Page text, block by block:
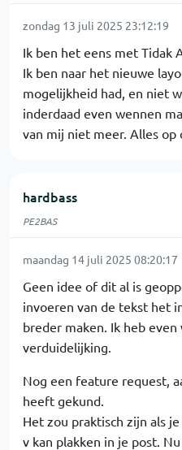
zondag 13 juli 2025 23:12:19
Ik ben het eens met Tidak
Ik ben naar het nieuwe
mogelijkheid had, en niet
inderdaad even wennen
van mij niet meer. Alles op
hardbass
PE2BAS
maandag 14 juli 2025 08:20:17
Geen idee of dit al is
invoeren van de tekst het
breder maken. Ik heb
verduidelijking.
Nog een feature request,
heeft gekund.
Het zou praktisch zijn als
v kan plakken in je post.